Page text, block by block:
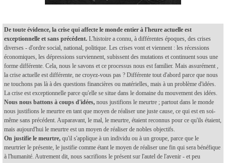
De toute évidence, la crise qui affecte le monde entier à l'heure actuelle est
exceptionnelle et sans précédent. L'histoire a connu, à différentes époques, des crises
diverses - d'ordre social, national, politique. Les crises vont et viennent : les récessions
économiques, les dépressions surviennent, subissent des mutations et continuent sous une
forme différente. Cela, nous le savons et ce processus nous est familier. Mais assurément ,
la crise actuelle est différente, ne croyez-vous pas ? Différente tout d'abord parce que nous
ne touchons pas là à des questions financières ou matérielles, mais à un problème d'idées.
La crise est exceptionnelle parce qu'elle se situe dans le domaine du mouvement des idées.
Nous nous battons à coups d'idées, nous justifions le meurtre ; partout dans le monde
nous justifions le meurtre en tant que moyen de réaliser une juste cause, ce qui est en soi-
même sans précédent. Auparavant, le mal, le meurtre, étaient reconnus pour ce qu'ils étaient,
mais aujourd'hui le meurtre est un moyen de réaliser de nobles objectifs.
On justifie le meurtre, qu'il s'applique à un individu ou à un groupe, parce que le
meurtrier le présente, le justifie comme étant le moyen de réaliser une fin qui sera bénéfique
à l'humanité. Autrement dit, nous sacrifions le présent sur l'autel de l'avenir - et peu